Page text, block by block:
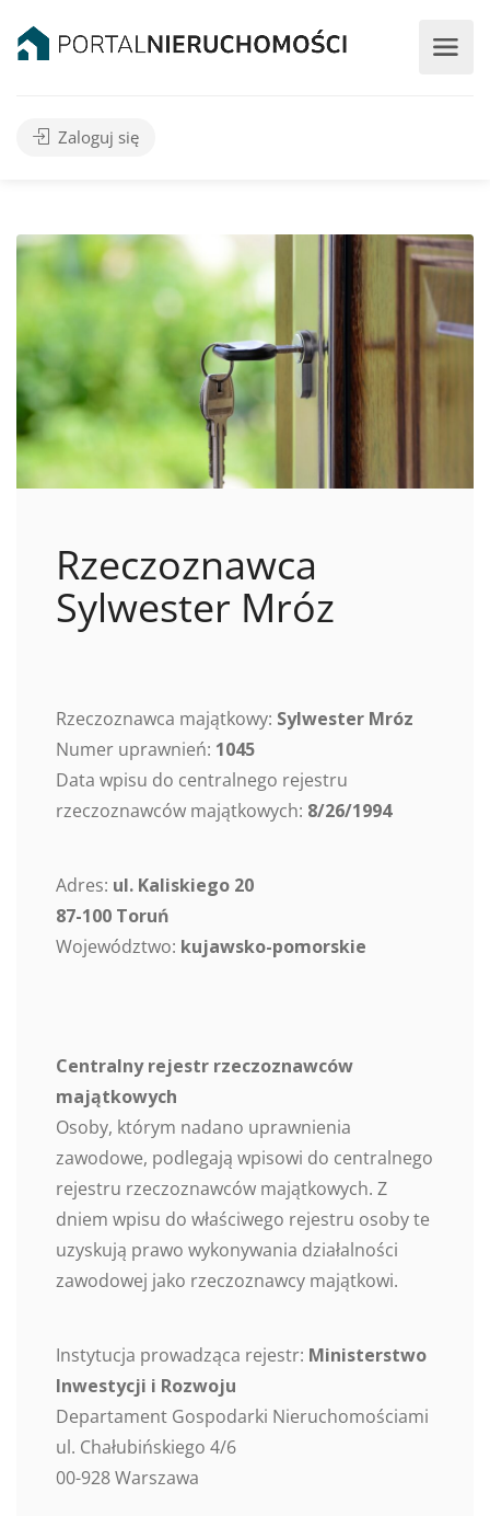
Zaloguj się
Rzeczoznawca
Sylwester Mróz
Rzeczoznawca majątkowy: Sylwester Mróz
Numer uprawnień: 1045
Data wpisu do centralnego rejestru
rzeczoznawców majątkowych: 8/26/1994
Adres: ul. Kaliskiego 20
87-100 Toruń
Województwo: kujawsko-pomorskie
Centralny rejestr rzeczoznawców
majątkowych
Osoby, którym nadano uprawnienia
zawodowe, podlegają wpisowi do centralnego
rejestru rzeczoznawców majątkowych. Z
dniem wpisu do właściwego rejestru osoby te
uzyskują prawo wykonywania działalności
zawodowej jako rzeczoznawcy majątkowi.
Instytucja prowadząca rejestr: Ministerstwo
Inwestycji i Rozwoju
Departament Gospodarki Nieruchomościami
ul. Chałubińskiego 4/6
00-928 Warszawa